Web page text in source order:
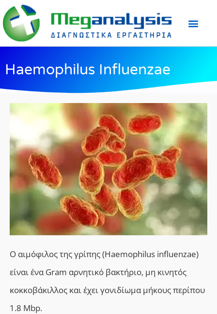
Haemophilus Influenzae
Ο αιμόφιλος της γρίπης (Haemophilus influenzae)
είναι ένα Gram αρνητικό βακτήριο, μη κινητός
κοκκοβάκιλλος και έχει γονιδίωμα μήκους περίπου
1.8 Mbp.